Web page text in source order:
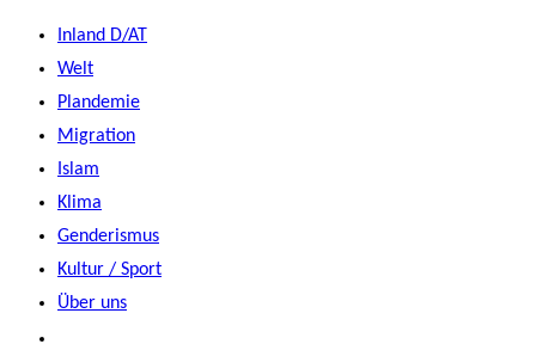
Zum
Inhalt
springen
Inland D/AT
Welt
Plandemie
Migration
Islam
Klima
Genderismus
Kultur / Sport
Über uns